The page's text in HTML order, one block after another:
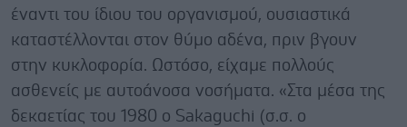
έναντι του ίδιου του οργανισμού, ουσιαστικά
καταστέλλονται στον θύμο αδένα, πριν βγουν
στην κυκλοφορία. Ωστόσο, είχαμε πολλούς
ασθενείς με αυτοάνοσα νοσήματα. «Στα μέσα της
δεκαετίας του 1980 ο Sakaguchi (σ.σ. ο